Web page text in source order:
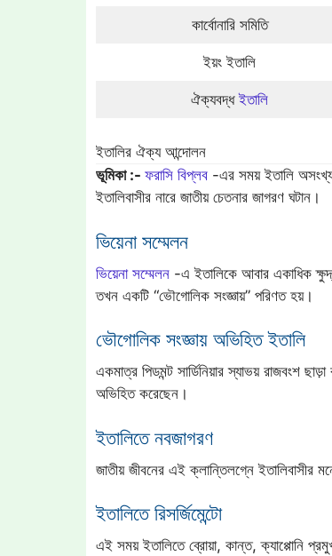
কার্বোনারি সমিতি
ইয়ং ইতালি
ঐক্যবদ্ধইতালি
ইতালির ঐক্য আন্দোলন
ভূমিকা :- ফরাসি বিপ্লব -এর সময় ইতালি
ইতালিবাসীর নারে জাতীয় চেতনার জাগরণ ঘটান।
ভিয়েনা সম্মেলন
ভিয়েনা সম্মেলন -এ ইতালিকে আবার একাধিক
তখন একটি “ভৌগোলিক সংজ্ঞায়” পরিণত হয়।
ভৌগোলিক সংজ্ঞায় অভিহিত ইতালি
একমাত্র পিডমন্ট সার্ডিনিয়ার স্যাভয় রাজবংশ
অভিহিত করেছেন।
ইতালিতে নবজাগরণ
জাতীয় জীবনের এই ক্লান্তিলগ্নে ইতালিবাসীর
ইতালিতে রিসর্জিমেন্টো
এই সময় ইতালিতে ব্রোয়া, কান্ত, ক্যাপ্পোনি